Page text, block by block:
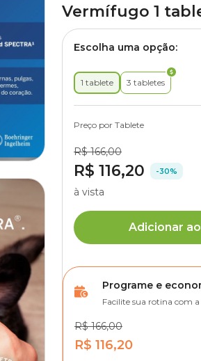
Vermífugo 1
Escolha uma opção:
1 tablete 3 tabletes
Preço por Tablete
R$ 166,00
R$ 116,20 -30%
à vista
Adicionar
Programe e
Facilite sua rotina com
R$ 166,00
R$ 116,20